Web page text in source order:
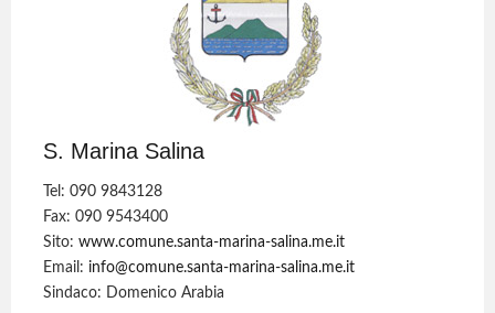
S. Marina Salina
Tel: 090 9843128
Fax: 090 9543400
Sito:www.comune.santa-marina-salina.me.it
Email: info@comune.santa-marina-salina.me.it
Sindaco: Domenico Arabia